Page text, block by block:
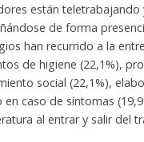
están teletrabajando
de forma
han recurrido a la
de higiene (22,1%),
social (22,1%),
caso de síntomas
al entrar y salir del